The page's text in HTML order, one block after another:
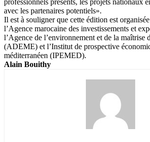
avec les partenaires potentiels».
Il est à souligner que cette édition est
l’Agence marocaine des investissements et
l’Agence de l’environnement et de la maîtrise
(ADEME) et l’Institut de prospective
méditerranéen (IPEMED).
Alain Bouithy